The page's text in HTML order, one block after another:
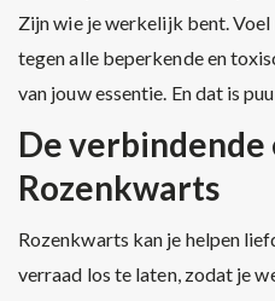
Zijn wie je werkelijk bent.
tegen alle beperkende en
van jouw essentie. En dat is
De verbindende
Rozenkwarts
Rozenkwarts kan je helpen
verraad los te laten, zodat je